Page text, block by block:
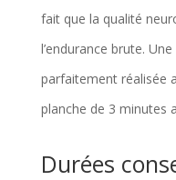
fait que la qualité
l’endurance brute.
parfaitement réalisée
planche de 3 minutes
Durées